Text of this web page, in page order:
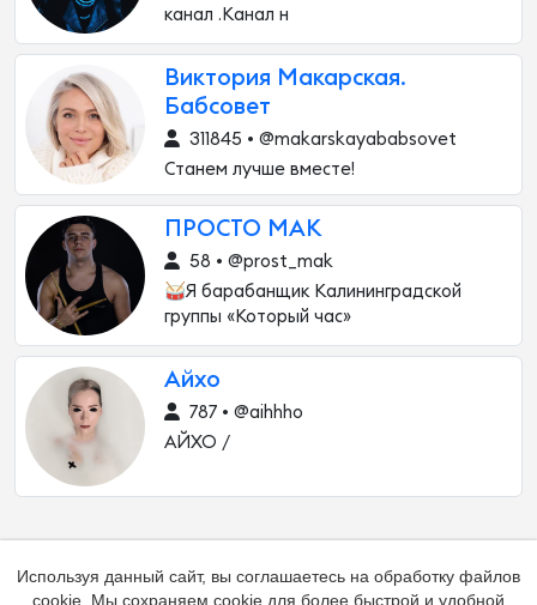
канал .Канал н
Виктория Макарская.
Бабсовет
311845 • @makarskayababsovet
Станем лучше вместе!
ПРОСТО МАК
58 • @prost_mak
🥁Я барабанщик Калининградской
группы «Который час»
Айхо
787 • @aihhho
АЙХО /
Используя данный сайт, вы соглашаетесь на обработку файлов
cookie. Мы сохраняем cookie для более быстрой и удобной